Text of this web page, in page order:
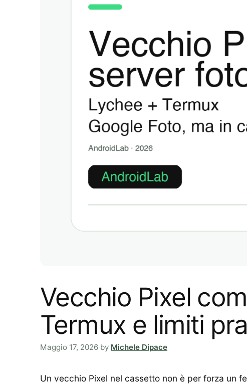
Vecchio Pixel
Termux e limiti
Maggio 17, 2026 by Michele Dipace
Un vecchio Pixel nel cassetto non è per forza un